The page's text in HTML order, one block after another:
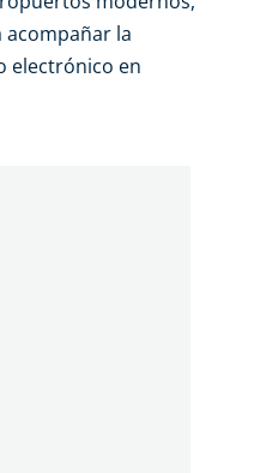
acompañar la
electrónico en